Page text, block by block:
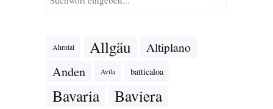
Ahrntal Allgäu
Altiplano
Anden
Avila batticaloa
Bavaria Baviera